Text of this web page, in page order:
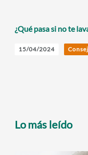
¿Qué pasa si no te
15/04/2024
Lo más leído